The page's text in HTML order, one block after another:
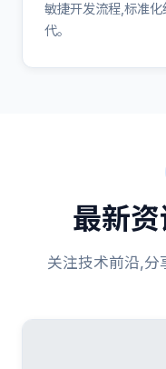
敏捷开发流程,标准
代。
最新
关注技术前沿,分